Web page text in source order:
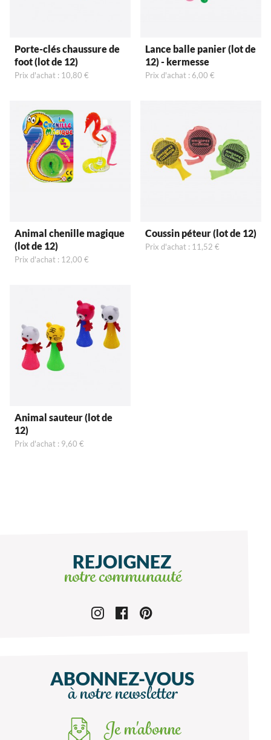
Porte-clés chaussure de
foot (lot de 12)
Prix d'achat : 10,80 €
Lance balle panier (lot de
12) - kermesse
Prix d'achat : 6,00 €
Animal chenille magique
(lot de 12)
Prix d'achat : 12,00 €
Coussin péteur (lot de 12)
Prix d'achat : 11,52 €
Animal sauteur (lot de
12)
Prix d'achat : 9,60 €
REJOIGNEZ
notre communauté
ABONNEZ-VOUS
à notre newsletter
Je m'abonne